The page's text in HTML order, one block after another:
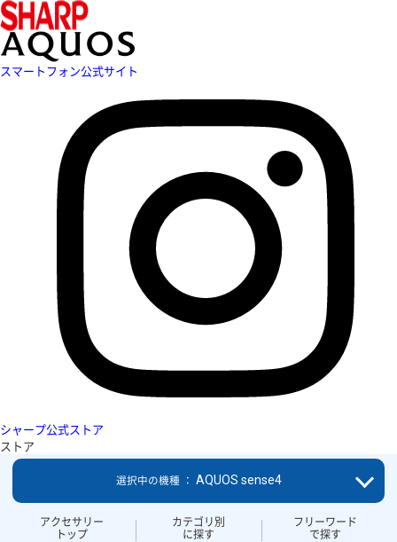
スマートフォン公式サイト
シャープ公式ストア
ストア
アクセサリー
トップ
カテゴリ別
に探す
フリーワード
で探す
選択中の機種 ： AQUOS sense4